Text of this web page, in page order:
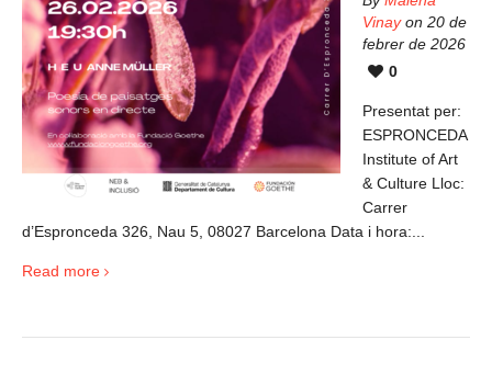
Vinayon 20 de
febrer de 2026
0
Presentat per:
ESPRONCEDA
Institute of Art
& Culture Lloc:
Carrer
d’Espronceda 326, Nau 5, 08027 Barcelona Data i hora:...
Read more